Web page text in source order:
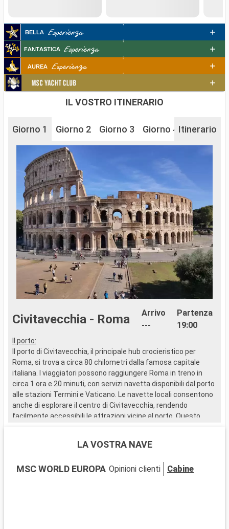
IL VOSTRO ITINERARIO
Giorno 1 Giorno 2 Giorno 3 Giorno 4 Giorno 5
Itinerario
Civitavecchia - Roma
Arrivo
---
Partenza
19:00
Il porto:
Il porto di Civitavecchia, il principale hub crocieristico per
Roma, si trova a circa 80 chilometri dalla famosa capitale
italiana. I viaggiatori possono raggiungere Roma in treno in
circa 1 ora e 20 minuti, con servizi navetta disponibili dal porto
alle stazioni Termini e Vaticano. Le navette locali consentono
anche di esplorare il centro di Civitavecchia, rendendo
facilmente accessibili le attrazioni vicine al porto. Questo
Civitavecchia, città portuale ricca di storia, ospita diversi siti di
LA VOSTRA NAVE
MSC WORLD EUROPA Opinioni clienti Cabine